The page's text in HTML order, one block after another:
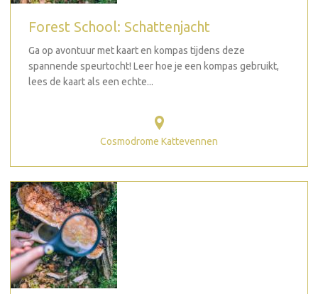
Forest School: Schattenjacht
Ga op avontuur met kaart en kompas tijdens deze
spannende speurtocht! Leer hoe je een kompas gebruikt,
lees de kaart als een echte...
Cosmodrome Kattevennen